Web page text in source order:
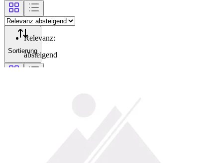
Sortierung
Relevanz:
absteigend